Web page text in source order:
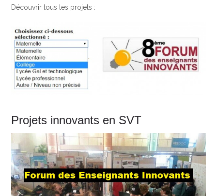
Découvrir tous les projets :
Projets innovants en SVT